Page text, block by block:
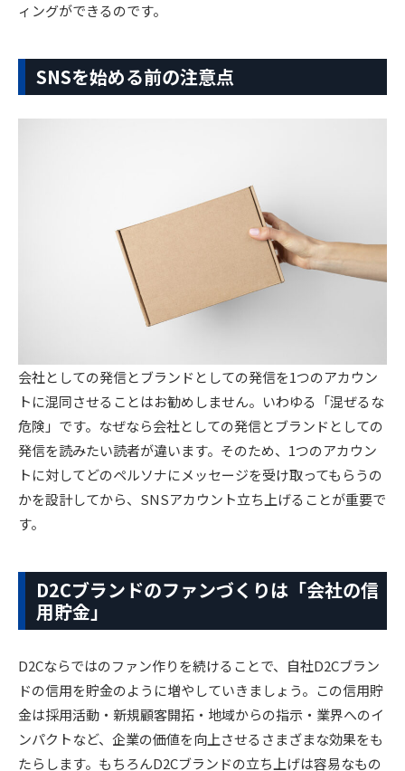
ィングができるのです。
SNSを始める前の注意点
会社としての発信とブランドとしての発信を1つのアカウン
トに混同させることはお勧めしません。いわゆる「混ぜるな
危険」です。なぜなら会社としての発信とブランドとしての
発信を読みたい読者が違います。そのため、1つのアカウン
トに対してどのペルソナにメッセージを受け取ってもらうの
かを設計してから、SNSアカウント立ち上げることが重要で
す。
D2Cブランドのファンづくりは「会社の信
用貯金」
D2Cならではのファン作りを続けることで、自社D2Cブラン
ドの信用を貯金のように増やしていきましょう。この信用貯
金は採用活動・新規顧客開拓・地域からの指示・業界へのイ
ンパクトなど、企業の価値を向上させるさまざまな効果をも
たらします。もちろんD2Cブランドの立ち上げは容易なもの